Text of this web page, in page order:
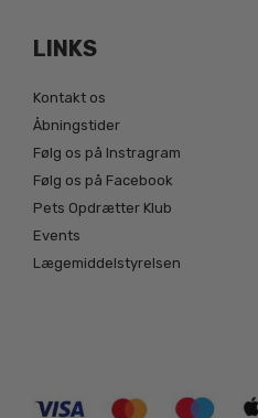
LINKS
Kontakt os
Åbningstider
Følg os på Instragram
Følg os på Facebook
Pets Opdrætter Klub
Events
Lægemiddelstyrelsen